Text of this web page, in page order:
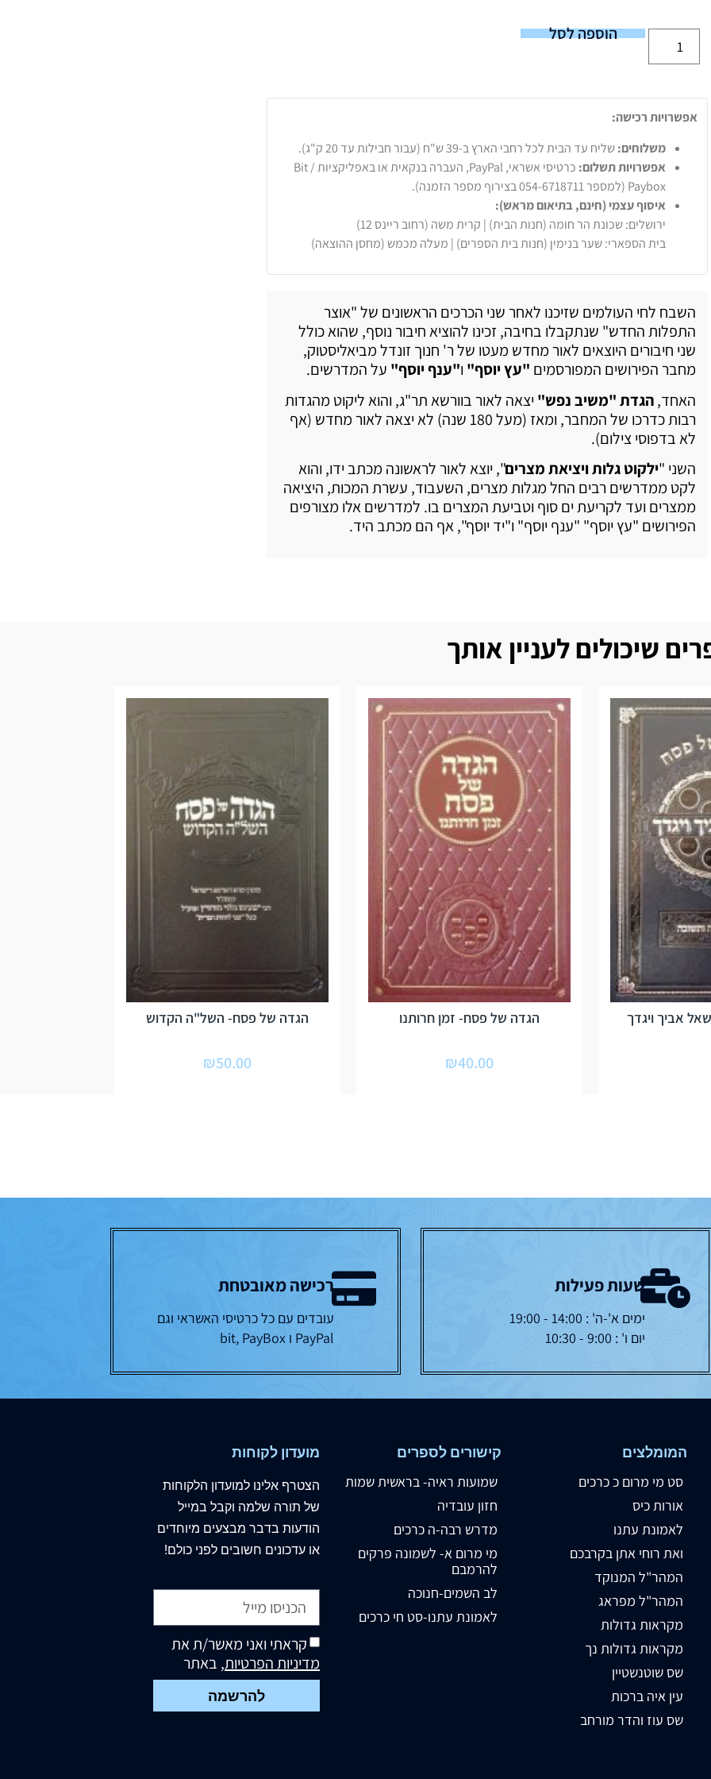
הוספה לסל
אפשרויות רכישה:
משלוחים:שליח עד הבית לכל רחבי הארץ ב-39 ש"ח (עבור חבילות עד 20 ק"ג).
אפשרויות תשלום:
כרטיסי אשראי, PayPal, העברה בנקאית או באפליקציות Bit /
Paybox (למספר 054-6718711 בצירוף מספר הזמנה).
איסוף עצמי (חינם, בתיאום מראש):
ירושלים: שכונת הר חומה (חנות הבית) | קרית משה (רחוב ריינס 12)
בית הספארי: שער בנימין (חנות בית הספרים) | מעלה מכמש (מחסן ההוצאה)
השבח לחי העולמים שזיכנו לאחר שני הכרכים הראשונים של "אוצר
התפלות החדש" שנתקבלו בחיבה, זכינו להוציא חיבור נוסף, שהוא כולל
שני חיבורים היוצאים לאור מחדש מעטו של ר' חנוך זונדל מביאליסטוק,
מחבר הפירושים המפורסמים "עץ יוסף"ו"ענף יוסף" על המדרשים.
האחד,הגדת "משיב נפש"יצאה לאור בוורשא תר"ג, והוא ליקוט מהגדות
רבות כדרכו של המחבר, ומאז (מעל 180 שנה) לא יצאה לאור מחדש (אף
לא בדפוסי צילום).
השני "ילקוט גלות ויציאת מצרים", יוצא לאור לראשונה מכתב ידו, והוא
לקט ממדרשים רבים החל מגלות מצרים, השעבוד, עשרת המכות, היציאה
ממצרים ועד לקריעת ים סוף וטביעת המצרים בו. למדרשים אלו מצורפים
הפירושים "עץ יוסף" "ענף יוסף" ו"יד יוסף", אף הם מכתב היד.
שיכולים לעניין אותך
אביך ויגדך הגדה של פסח- זמן חרותנו
₪40.00
הגדה של פסח- השל"ה הקדוש
₪50.00
שעות פעילות
ימים א'-ה' : 14:00 - 19:00
יום ו' : 9:00 - 10:30
רכישה מאובטחת
עובדים עם כל כרטיסי האשראי וגם
PayPal ו bit, PayBox
המומלצים
סט מי מרום כ כרכים
אורות כיס
לאמונת עתנו
ואת רוחי אתן בקרבכם
המהר"ל המנוקד
המהר"ל מפראג
מקראות גדולות
מקראות גדולות נך
שס שוטנשטיין
עין איה ברכות
שס עוז והדר מורחב
קישורים לספרים
שמועות ראיה- בראשית שמות
חזון עובדיה
מדרש רבה-ה כרכים
מי מרום א- לשמונה פרקים
להרמבם
לב השמים-חנוכה
לאמונת עתנו-סט חי כרכים
מועדון לקוחות
הצטרף אלינו למועדון הלקוחות
של תורה שלמה וקבל במייל
הודעות בדבר מבצעים מיוחדים
או עדכונים חשובים לפני כולם!
קראתי ואני מאשר/ת את
מדיניות הפרטיות, באתר
להרשמה